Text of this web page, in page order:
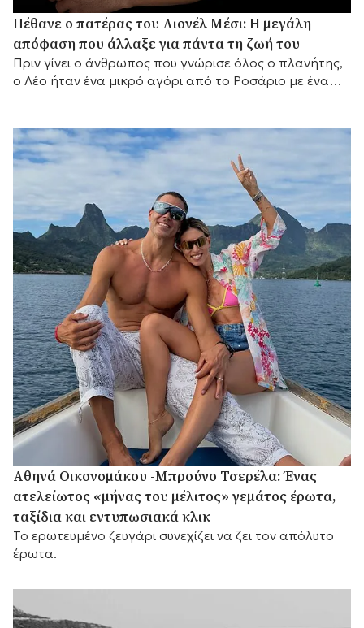
Πέθανε ο πατέρας του Λιονέλ Μέσι: Η μεγάλη
απόφαση που άλλαξε για πάντα τη ζωή του
Πριν γίνει ο άνθρωπος που γνώρισε όλος ο πλανήτης,
ο Λέο ήταν ένα μικρό αγόρι από το Ροσάριο με ένα
Αθηνά Οικονομάκου -Μπρούνο Τσερέλα: Ένας
ατελείωτος «μήνας του μέλιτος» γεμάτος έρωτα,
ταξίδια και εντυπωσιακά κλικ
Το ερωτευμένο ζευγάρι συνεχίζει να ζει τον απόλυτο
έρωτα.